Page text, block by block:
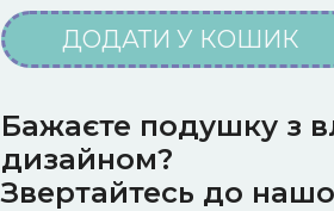
ДОДАТИ У КОШИК
Бажаєте подушку з
дизайном?
Звертайтесь до